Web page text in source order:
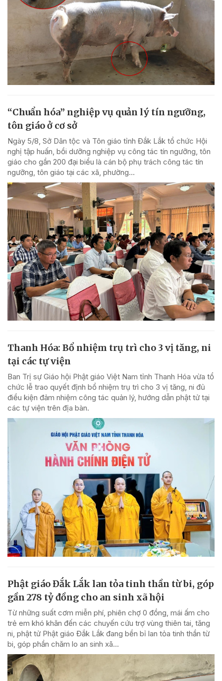
“Chuẩn hóa” nghiệp vụ quản lý tín ngưỡng,
tôn giáo ở cơ sở
Ngày 5/8, Sở Dân tộc và Tôn giáo tỉnh Đắk Lắk tổ chức Hội
nghị tập huấn, bồi dưỡng nghiệp vụ công tác tín ngưỡng, tôn
giáo cho gần 200 đại biểu là cán bộ phụ trách công tác tín
ngưỡng, tôn giáo tại các xã, phường...
Thanh Hóa: Bổ nhiệm trụ trì cho 3 vị tăng, ni
tại các tự viện
Ban Trị sự Giáo hội Phật giáo Việt Nam tỉnh Thanh Hóa vừa tổ
chức lễ trao quyết định bổ nhiệm trụ trì cho 3 vị tăng, ni đủ
điều kiện đảm nhiệm công tác quản lý, hướng dẫn phật tử tại
các tự viện trên địa bàn.
Phật giáo Đắk Lắk lan tỏa tinh thần từ bi, góp
gần 278 tỷ đồng cho an sinh xã hội
Từ những suất cơm miễn phí, phiên chợ 0 đồng, mái ấm cho
trẻ em khó khăn đến các chuyến cứu trợ vùng thiên tai, tăng
ni, phật tử Phật giáo Đắk Lắk đang bền bỉ lan tỏa tinh thần từ
bi, góp phần chăm lo an sinh xã...